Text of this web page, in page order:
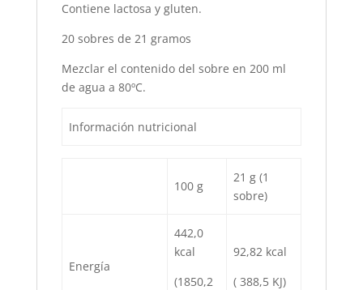
Contiene lactosa y gluten.
20 sobres de 21 gramos
Mezclar el contenido del sobre en 200 ml
de agua a 80ºC.
Información nutricional
100 g
21 g (1
sobre)
Energía
442,0
kcal
(1850,2
92,82 kcal
( 388,5 KJ)